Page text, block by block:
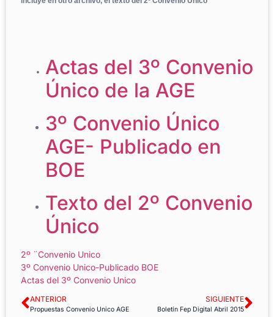
Actas del 3º Convenio
Único de la AGE
3º Convenio Único
AGE- Publicado en
BOE
Texto del 2º Convenio
Único
2º ¨Convenio Unico
3º Convenio Unico-Publicado BOE
Actas del 3º Convenio Unico
ANTERIOR
Propuestas Convenio Unico AGE
SIGUIENTE
Boletín Fep Digital Abril 2015